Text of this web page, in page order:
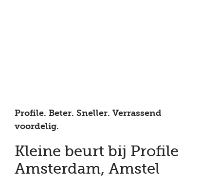
Profile. Beter. Sneller. Verrassend
voordelig.
Kleine beurt bij Profile
Amsterdam, Amstel